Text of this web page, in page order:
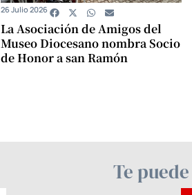
La Asociación de Amigos del
Museo Diocesano nombra Socio
de Honor a san Ramón
26 Julio 2026
Te